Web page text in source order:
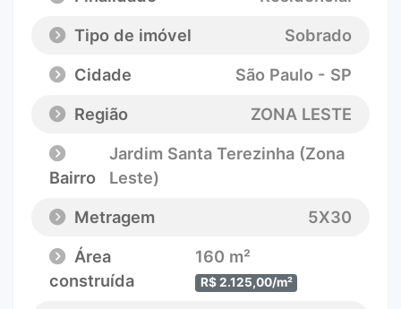
Tipo de imóvel
Sobrado
Cidade
São Paulo - SP
Região
ZONA LESTE
Bairro
Jardim Santa Terezinha (Zona
Leste)
Metragem
5X30
Área
construída
160 m²
R$ 2.125,00/m²